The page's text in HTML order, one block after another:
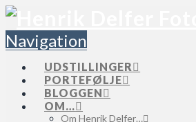
Navigation
UDSTILLINGER
PORTEFØLJE
BLOGGEN
OM…
Om Henrik Delfer…